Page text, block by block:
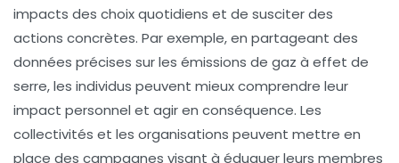
impacts des choix quotidiens et de susciter des
actions concrètes. Par exemple, en partageant des
données précises sur les émissions de gaz à effet de
serre, les individus peuvent mieux comprendre leur
impact personnel et agir en conséquence. Les
collectivités et les organisations peuvent mettre en
place des campagnes visant à éduquer leurs membres